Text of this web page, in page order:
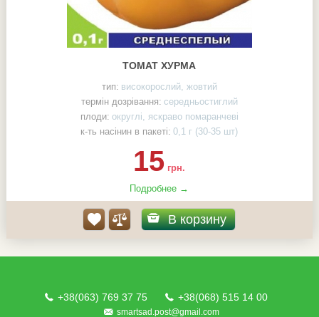
ТОМАТ ХУРМА
тип: високорослий, жовтий
термін дозрівання: середньостиглий
плоди: округлі, яскраво помаранчеві
к-ть насінин в пакеті: 0,1 г (30-35 шт)
15 грн.
Подробнее →
В корзину
+38(063) 769 37 75 +38(068) 515 14 00
smartsad.post@gmail.com